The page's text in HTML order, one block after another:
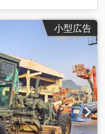
小型広告